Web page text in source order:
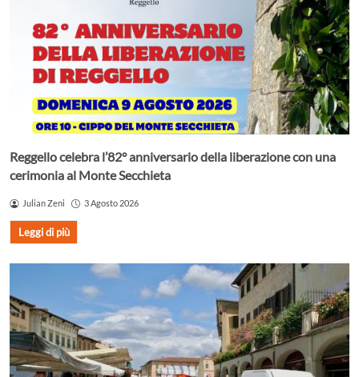
Reggello celebra l’82° anniversario della liberazione con una
cerimonia al Monte Secchieta
Julian Zeni 3 Agosto 2026
Leggi di più